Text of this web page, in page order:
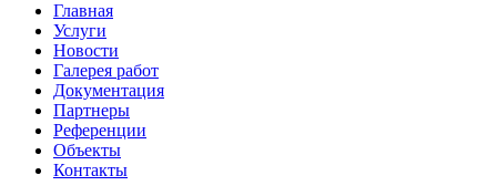
Главная
Услуги
Новости
Галерея работ
Документация
Партнеры
Референции
Объекты
Контакты